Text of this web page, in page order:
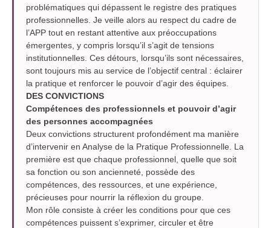
problématiques qui dépassent le registre des pratiques
professionnelles. Je veille alors au respect du cadre de
l’APP tout en restant attentive aux préoccupations
émergentes, y compris lorsqu’il s’agit de tensions
institutionnelles. Ces détours, lorsqu’ils sont nécessaires,
sont toujours mis au service de l’objectif central : éclairer
la pratique et renforcer le pouvoir d’agir des équipes.
DES CONVICTIONS
Compétences des professionnels et pouvoir d’agir
des personnes accompagnées
Deux convictions structurent profondément ma manière
d’intervenir en Analyse de la Pratique Professionnelle. La
première est que chaque professionnel, quelle que soit
sa fonction ou son ancienneté, possède des
compétences, des ressources, et une expérience,
précieuses pour nourrir la réflexion du groupe.
Mon rôle consiste à créer les conditions pour que ces
compétences puissent s’exprimer, circuler et être